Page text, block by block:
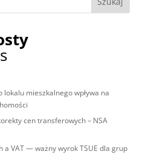
lokalu mieszkalnego wpływa na
cen transferowych – NSA
a VAT — ważny wyrok TSUE dla grup